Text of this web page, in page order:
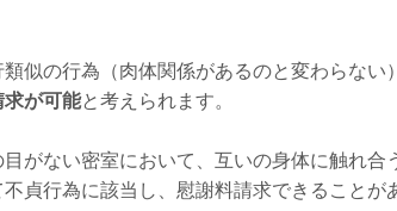
似の行為（肉体関係があるのと変わらない
求が可能と考えられます。
がない密室において、互いの身体に触れ合
貞行為に該当し、慰謝料請求できることが